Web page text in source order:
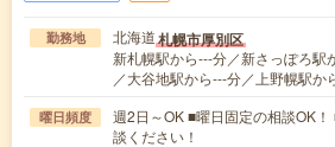
勤務地 北海道札幌市厚別区
新札幌駅から---分／新さっぽろ駅
／大谷地駅から---分／上野幌駅か
曜日頻度
週2日～OK ■曜日固定の相談OK
談ください！